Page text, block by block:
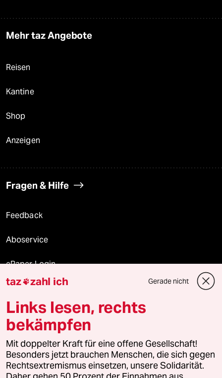
Mehr taz Angebote
Reisen
Kantine
Shop
Anzeigen
Fragen & Hilfe
Feedback
Aboservice
ePaper Login
Downloads für Abonnierende
© 2026 taz Verlags und Vertriebs GmbH
Alle Rechte vorbehalten. Bei rechtlichen Fragen oder für Genehmigungen
wenden Sie sich bitte an
lizenzen@taz.de
taz zahl ich Gerade nicht
Links lesen, rechts
bekämpfen
Mit doppelter Kraft für eine offene Gesellschaft!
Besonders jetzt brauchen Menschen, die sich gegen
Rechtsextremismus einsetzen, unsere Solidarität.